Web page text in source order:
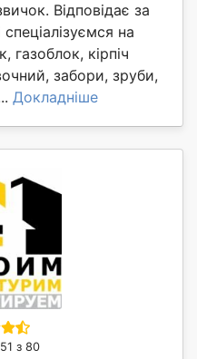
Відповідає за
на
газоблок, кірпіч
забори, зруби,
Докладніше
з 80